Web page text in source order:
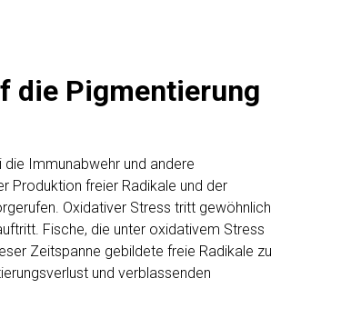
die Pigmentierung
Immunabwehr und andere
Produktion freier Radikale und der
Oxidativer Stress tritt gewöhnlich
Fische, die unter oxidativem Stress
Zeitspanne gebildete freie Radikale zu
und verblassenden